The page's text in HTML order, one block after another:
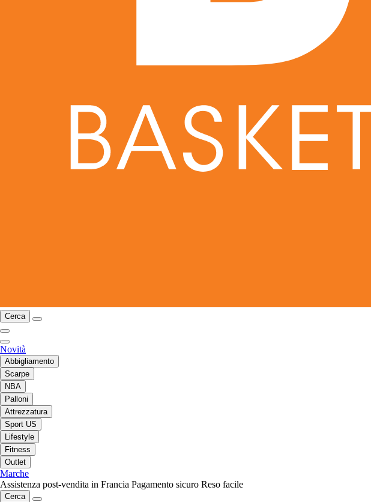
Cerca
Novità
Abbigliamento
Scarpe
NBA
Palloni
Attrezzatura
Sport US
Lifestyle
Fitness
Outlet
Marche
Assistenza post-vendita in Francia Pagamento sicuro Reso facile
Cerca